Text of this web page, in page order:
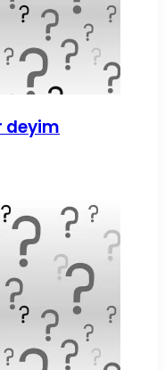
deyim